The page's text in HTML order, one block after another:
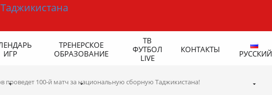
ИГР
ТРЕНЕРСКОЕ
ОБРАЗОВАНИЕ
ТВ
ФУТБОЛ
LIVE
КОНТАКТЫ РУССКИЙ
проведет 100-й матч за национальную сборную Таджикистана!